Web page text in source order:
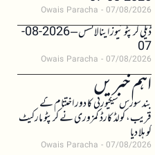
Owais Paracha 07/08/2026
ڈیلی کرپٹو نیوز اینالائسس – 2026-08-
07
Owais Paracha 07/08/2026
اہم خبریں
بند سورس سیکیورٹی کا دور اختتام کے
قریب، کولڈ کارڈ کمزوری نے کرپٹو مارکیٹ
کو ہلا دیا
Owais Paracha 07/08/2026